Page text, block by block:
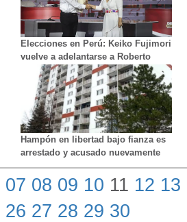
Elecciones en Perú: Keiko Fujimori
vuelve a adelantarse a Roberto
Sánchez, pero menos de 1.000
votos los separan en las
disputadas presidenciales
Hampón en libertad bajo fianza es
arrestado y acusado nuevamente
de narcotráfico
07 08 09 10 11 12 13
26 27 28 29 30